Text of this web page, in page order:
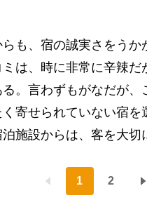
も、宿の誠実さをうか
は、時に非常に辛辣
。言わずもがなだが
寄せられていない宿を
施設からは、客を大切
1 2